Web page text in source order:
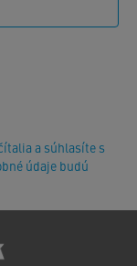
a súhlasíte s
údaje budú